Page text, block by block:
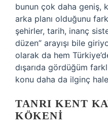
bunun çok daha geniş,
arka planı olduğunu
şehirler, tarih, inanç
düzen” arayışı bile
olarak da hem
dışarıda gördüğüm
konu daha da ilginç
TANRI KENT
KÖKENI